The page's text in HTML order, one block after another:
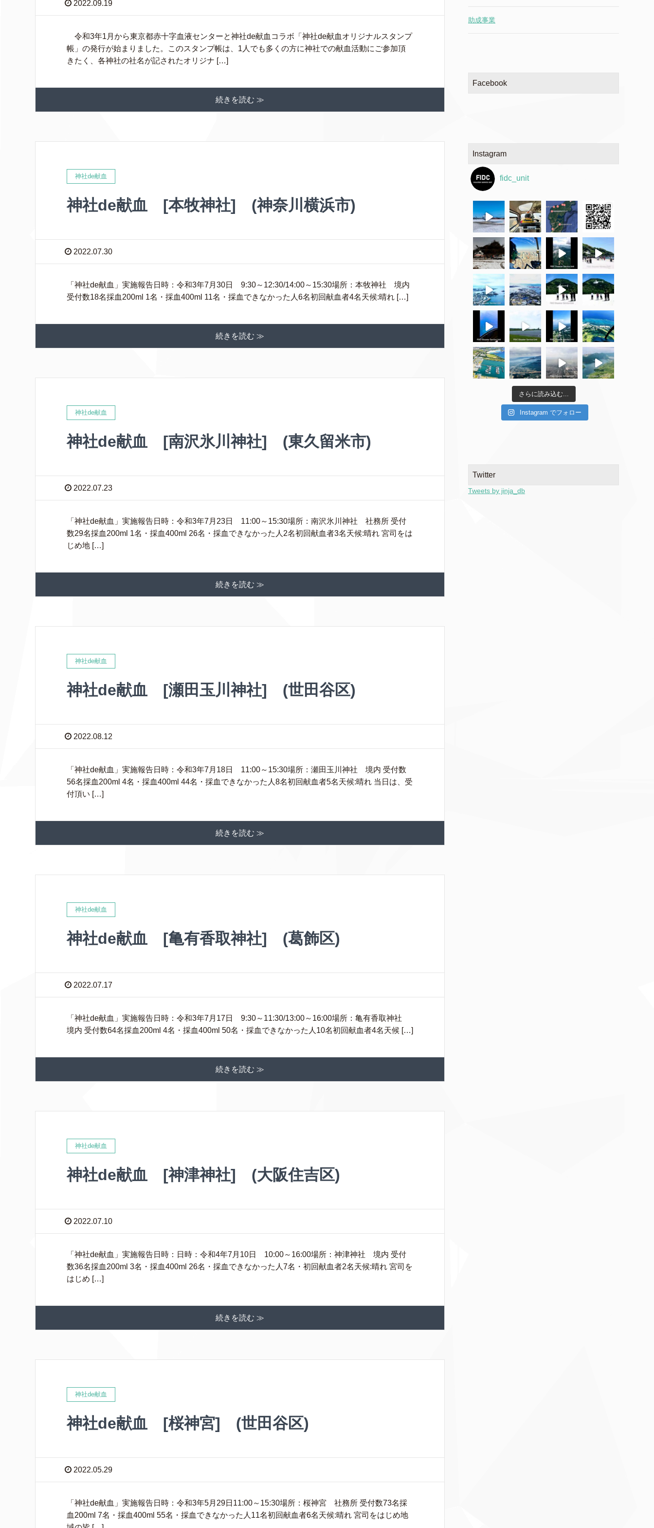
2022.09.19
令和3年1月から東京都赤十字血液センターと神社de献血コラボ「神社de献血オリジナルスタンプ
帳」の発行が始まりました。このスタンプ帳は、1人でも多くの方に神社での献血活動にご参加頂
きたく、各神社の社名が記されたオリジナ […]
続きを読む ≫
神社de献血
神社de献血 [本牧神社] (神奈川横浜市)
2022.07.30
「神社de献血」実施報告日時：令和3年7月30日 9:30～12:30/14:00～15:30場所：本牧神社 境内
受付数18名採血200ml 1名・採血400ml 11名・採血できなかった人6名初回献血者4名天候:晴れ […]
続きを読む ≫
神社de献血
神社de献血 [南沢氷川神社] (東久留米市)
2022.07.23
「神社de献血」実施報告日時：令和3年7月23日 11:00～15:30場所：南沢氷川神社 社務所 受付
数29名採血200ml 1名・採血400ml 26名・採血できなかった人2名初回献血者3名天候:晴れ 宮司をは
じめ地 […]
続きを読む ≫
神社de献血
神社de献血 [瀬田玉川神社] (世田谷区)
2022.08.12
「神社de献血」実施報告日時：令和3年7月18日 11:00～15:30場所：瀬田玉川神社 境内 受付数
56名採血200ml 4名・採血400ml 44名・採血できなかった人8名初回献血者5名天候:晴れ 当日は、受
付頂い […]
続きを読む ≫
神社de献血
神社de献血 [亀有香取神社] (葛飾区)
2022.07.17
「神社de献血」実施報告日時：令和3年7月17日 9:30～11:30/13:00～16:00場所：亀有香取神社
境内 受付数64名採血200ml 4名・採血400ml 50名・採血できなかった人10名初回献血者4名天候 […]
続きを読む ≫
神社de献血
神社de献血 [神津神社] (大阪住吉区)
2022.07.10
「神社de献血」実施報告日時：日時：令和4年7月10日 10:00～16:00場所：神津神社 境内 受付
数36名採血200ml 3名・採血400ml 26名・採血できなかった人7名・初回献血者2名天候:晴れ 宮司を
はじめ […]
続きを読む ≫
神社de献血
神社de献血 [桜神宮] (世田谷区)
2022.05.29
「神社de献血」実施報告日時：令和3年5月29日11:00～15:30場所：桜神宮 社務所 受付数73名採
血200ml 7名・採血400ml 55名・採血できなかった人11名初回献血者6名天候:晴れ 宮司をはじめ地
助成事業
Facebook
Instagram
fidc_unit
さらに読み込む...
Instagram でフォロー
Twitter
Tweets by jinja_db